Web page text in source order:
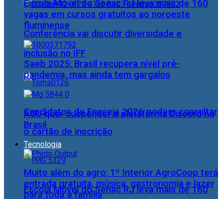
Conferência vai discutir diversidade e
inclusão no IFF
Candidatos do Encceja 2026 podem consultar
o cartão de inscrição
Escola Móvel do Senac RJ leva mais de 160
Escola Móvel do Senac RJ leva mais de 160
vagas em cursos gratuitos ao noroeste
fluminense
Saeb 2025: Brasil recupera nível pré-
pandemia, mas ainda tem gargalos
AGU quer suspender a plataforma Discord no
Brasil
Tecnologia
Muito além do agro: 1º Interior AgroCoop terá
entrada gratuita, música, gastronomia e lazer
para toda a família